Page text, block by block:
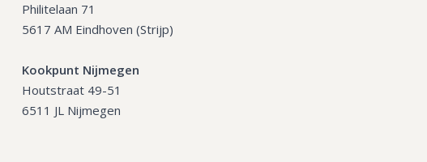
Philitelaan 71
5617 AM Eindhoven (Strijp)
Kookpunt Nijmegen
Houtstraat 49-51
6511 JL Nijmegen